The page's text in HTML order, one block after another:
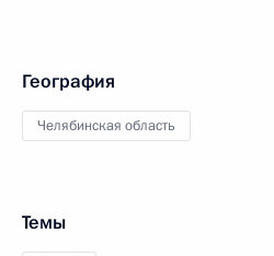
География
Челябинская область
Темы